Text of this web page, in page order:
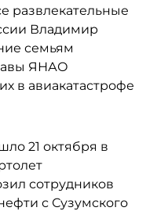
развлекательные
Владимир
семьям
ЯНАО
в авиакатастрофе
21 октября в
сотрудников
с Сузумского